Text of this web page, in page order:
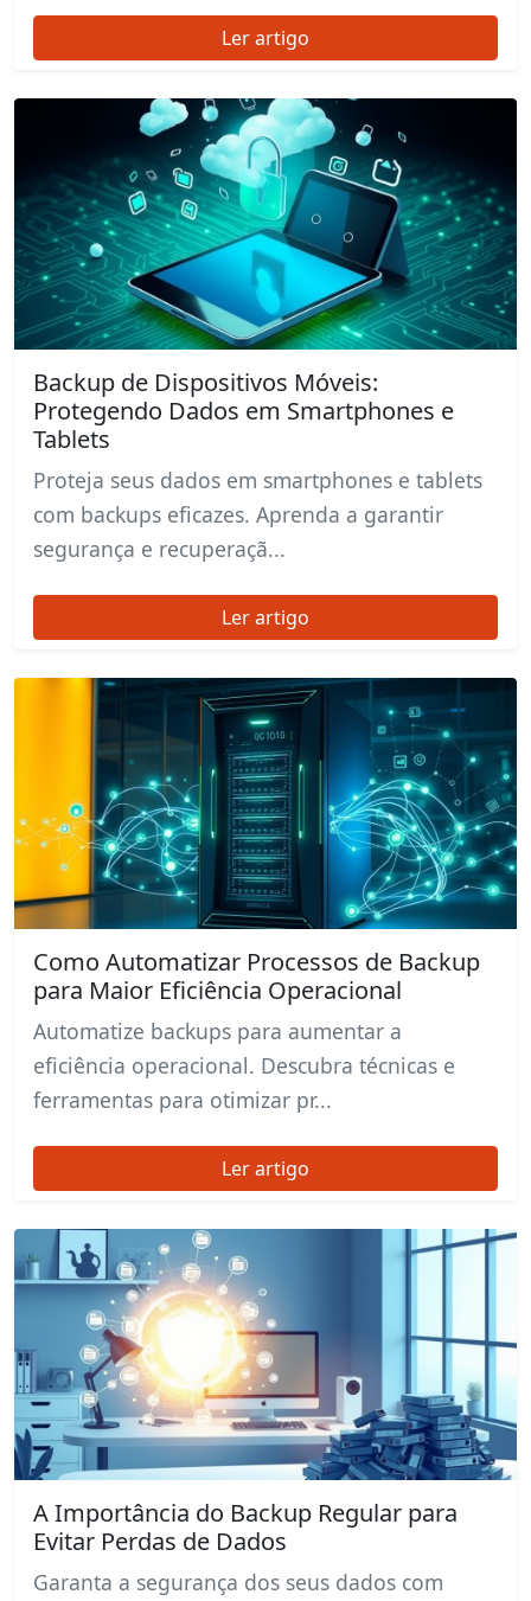
Ler artigo
Backup de Dispositivos Móveis:
Protegendo Dados em Smartphones e
Tablets
Proteja seus dados em smartphones e tablets
com backups eficazes. Aprenda a garantir
segurança e recuperaçã...
Ler artigo
Como Automatizar Processos de Backup
para Maior Eficiência Operacional
Automatize backups para aumentar a
eficiência operacional. Descubra técnicas e
ferramentas para otimizar pr...
Ler artigo
A Importância do Backup Regular para
Evitar Perdas de Dados
Garanta a segurança dos seus dados com